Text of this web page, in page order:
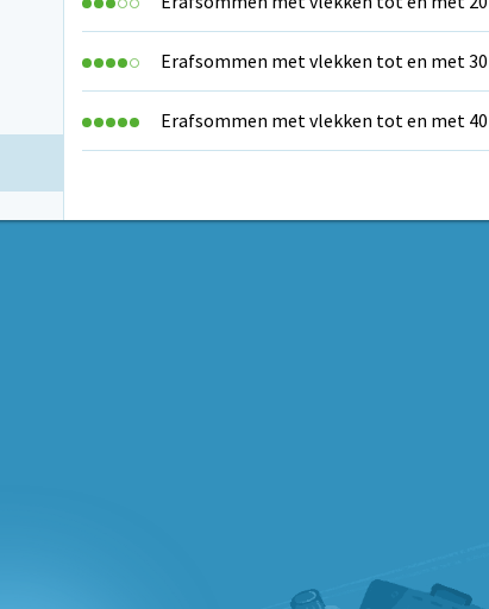
Erafsommen met vlekken tot en met 30
Erafsommen met vlekken tot en met 40